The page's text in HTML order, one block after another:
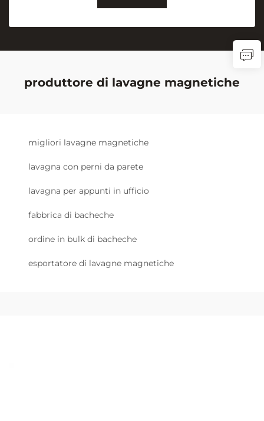
produttore di lavagne magnetiche
migliori lavagne magnetiche
lavagna con perni da parete
lavagna per appunti in ufficio
fabbrica di bacheche
ordine in bulk di bacheche
esportatore di lavagne magnetiche